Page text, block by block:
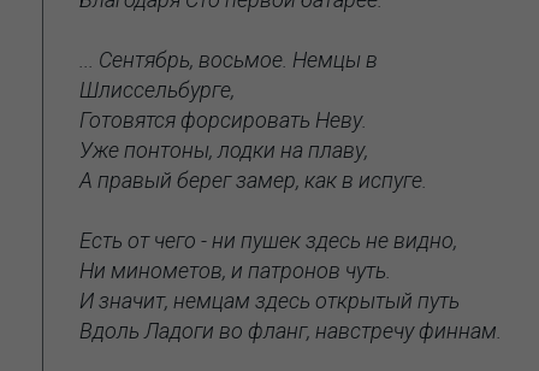
... Сентябрь, восьмое. Немцы в
Шлиссельбурге,
Готовятся форсировать Неву.
Уже понтоны, лодки на плаву,
А правый берег замер, как в испуге.
Есть от чего - ни пушек здесь не видно,
Ни минометов, и патронов чуть.
И значит, немцам здесь открытый путь
Вдоль Ладоги во фланг, навстречу финнам.